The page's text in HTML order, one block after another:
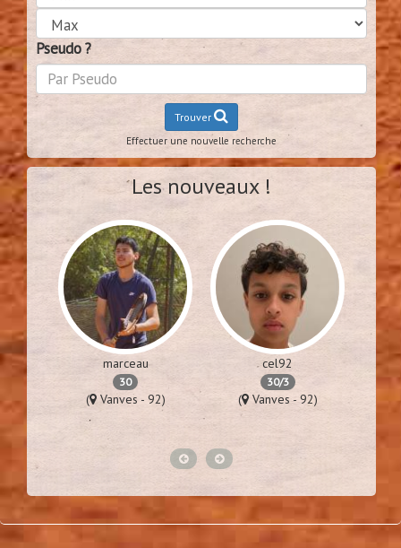
Pseudo ?
Trouver
Effectuer une nouvelle recherche
Les nouveaux !
marceau
30
( Vanves - 92)
cel92
30/3
( Vanves - 92)